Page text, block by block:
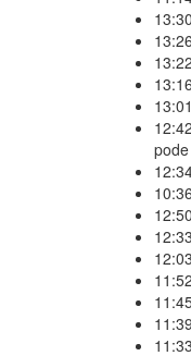
13:30
13:26
13:22
13:16
13:01
12:42
10:36
12:50
12:33
12:03
11:52
11:39
11:33